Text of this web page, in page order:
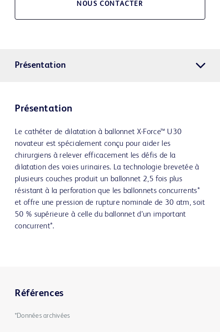
NOUS CONTACTER
Présentation
Présentation
Le cathéter de dilatation à ballonnet X-Force™ U30
novateur est spécialement conçu pour aider les
chirurgiens à relever efficacement les défis de la
dilatation des voies urinaires. La technologie brevetée à
plusieurs couches produit un ballonnet 2,5 fois plus
résistant à la perforation que les ballonnets concurrents*
et offre une pression de rupture nominale de 30 atm, soit
50 % supérieure à celle du ballonnet d’un important
concurrent*.
Références
*Données archivées